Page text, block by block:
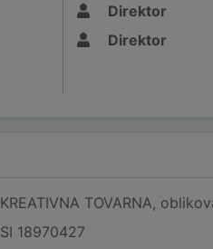
Direktor
Direktor
KREATIVNA TOVARNA,
SI 18970427